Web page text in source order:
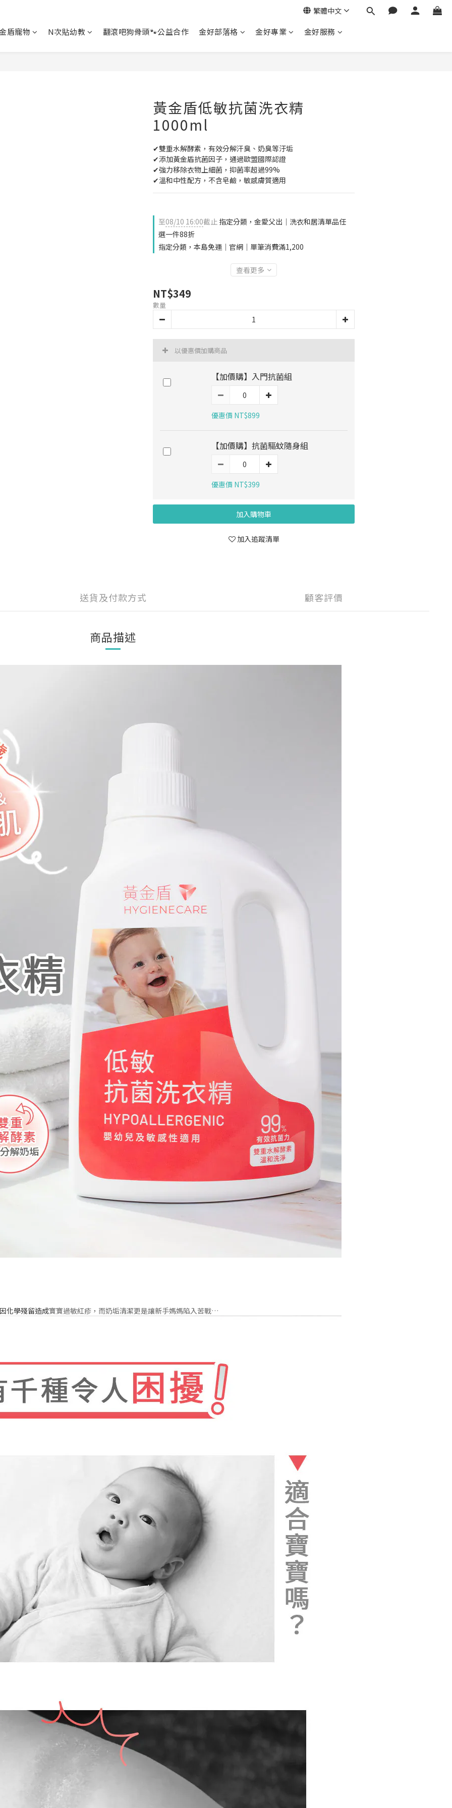
繁體中文
盾寵物 N次貼幼教 翻滾吧狗骨頭🐾公益合作 金好部落格 金好專業 金好服務
黃金盾低敏抗菌洗衣精
1000ml
✔雙重水解酵素，有效分解汗臭、奶臭等汙垢
✔添加黃金盾抗菌因子，通過歐盟國際認證
✔強力移除衣物上細菌，抑菌率超過99%
✔溫和中性配方，不含皂鹼，敏感膚質適用
至08/10 16:00截止 指定分類，金愛父出｜洗衣和居清單品任
選一件88折
指定分類，本島免運｜官網｜單筆消費滿1,200
查看更多
NT$349
數量
以優惠價加購商品
【加價購】入門抗菌組
優惠價 NT$899
【加價購】抗菌驅蚊隨身組
優惠價 NT$399
加入購物車
加入追蹤清單
送貨及付款方式 顧客評價
商品描述
化學殘留造成寶寶過敏紅疹 ，而奶垢清潔更是讓新手媽媽陷入苦戰…